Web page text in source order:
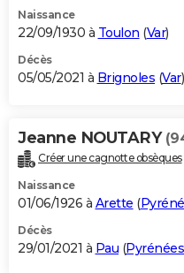
Naissance
22/09/1930 à Toulon (Var)
Décès
05/05/2021 à Brignoles (Var)
Jeanne NOUTARY
Créer une cagnotte obsèques
Naissance
01/06/1926 à Arette (
Décès
29/01/2021 à Pau (